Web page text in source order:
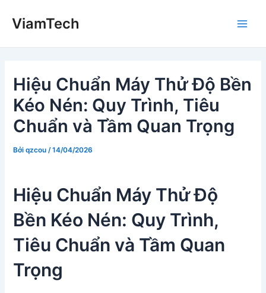
ViamTech
Hiệu Chuẩn Máy Thử Độ Bền
Kéo Nén: Quy Trình, Tiêu
Chuẩn và Tầm Quan Trọng
Bởiqzcou /14/04/2026
Hiệu Chuẩn Máy Thử Độ
Bền Kéo Nén: Quy Trình,
Tiêu Chuẩn và Tầm Quan
Trọng